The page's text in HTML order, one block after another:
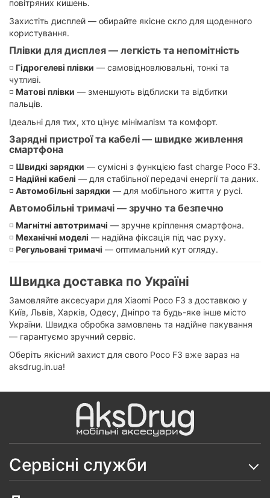
повітряних кишень.
Захистіть дисплей — обирайте якісне скло для щоденного
користування.
Плівки для дисплея — легкість та непомітність
◽️ Гідрогелеві плівки — самовідновлювальні, тонкі та
чутливі.
◽️ Матові плівки — зменшують відблиски та відбитки
пальців.
Ідеальні для тих, хто цінує мінімалізм та комфорт.
Зарядні пристрої та кабелі — швидке живлення
смартфона
◽️ Швидкі зарядки — сумісні з функцією fast charge Poco F3.
◽️ Надійні кабелі — для стабільної передачі енергії та даних.
◽️ Автомобільні зарядки — для мобільного життя у русі.
Автомобільні тримачі — зручно та безпечно
◽️ Магнітні автотримачі — зручне кріплення смартфона.
◽️ Механічні моделі — надійна фіксація під час руху.
◽️ Регульовані тримачі — оптимальний кут огляду.
Швидка доставка по Україні
Замовляйте аксесуари для Xiaomi Poco F3 з доставкою у
Київ, Львів, Харків, Одесу, Дніпро та будь-яке інше місто
України. Швидка обробка замовлень та надійне пакування
— гарантуємо зручний сервіс.
Оберіть якісний захист для свого Poco F3 вже зараз на
aksdrug.in.ua!
Сервісні служби